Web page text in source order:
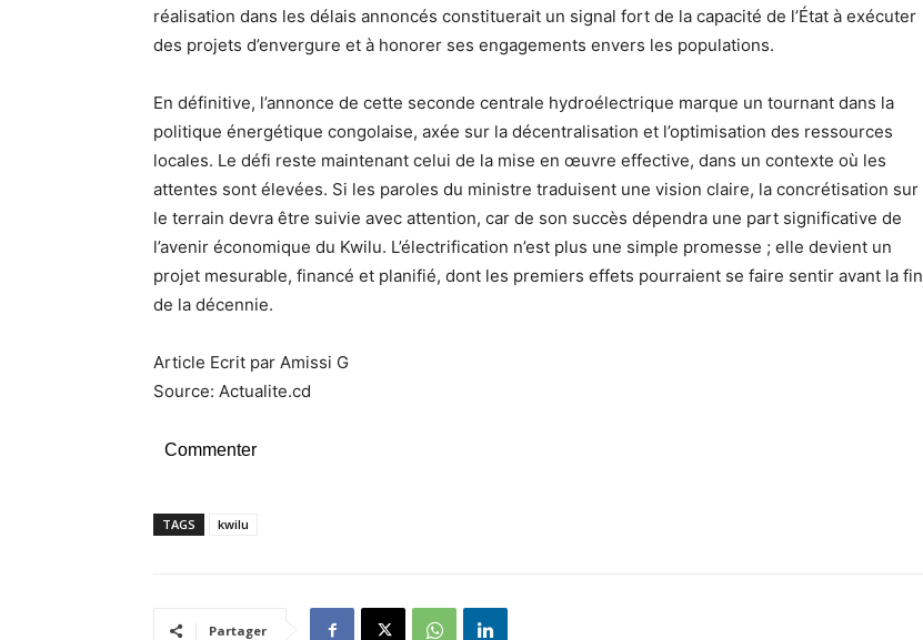
réalisation dans les délais annoncés constituerait un signal fort de la capacité de l’État à exécuter
des projets d’envergure et à honorer ses engagements envers les populations.
En définitive, l’annonce de cette seconde centrale hydroélectrique marque un tournant dans la
politique énergétique congolaise, axée sur la décentralisation et l’optimisation des ressources
locales. Le défi reste maintenant celui de la mise en œuvre effective, dans un contexte où les
attentes sont élevées. Si les paroles du ministre traduisent une vision claire, la concrétisation sur
le terrain devra être suivie avec attention, car de son succès dépendra une part significative de
l’avenir économique du Kwilu. L’électrification n’est plus une simple promesse ; elle devient un
projet mesurable, financé et planifié, dont les premiers effets pourraient se faire sentir avant la fin
de la décennie.
Article Ecrit par Amissi G
Source: Actualite.cd
Commenter
TAGS kwilu
Partager